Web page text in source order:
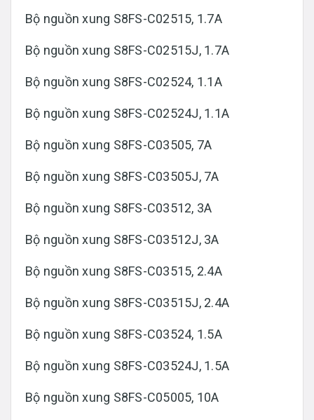
Bộ nguồn xung S8FS-C02515, 1.7A
Bộ nguồn xung S8FS-C02515J, 1.7A
Bộ nguồn xung S8FS-C02524, 1.1A
Bộ nguồn xung S8FS-C02524J, 1.1A
Bộ nguồn xung S8FS-C03505, 7A
Bộ nguồn xung S8FS-C03505J, 7A
Bộ nguồn xung S8FS-C03512, 3A
Bộ nguồn xung S8FS-C03512J, 3A
Bộ nguồn xung S8FS-C03515, 2.4A
Bộ nguồn xung S8FS-C03515J, 2.4A
Bộ nguồn xung S8FS-C03524, 1.5A
Bộ nguồn xung S8FS-C03524J, 1.5A
Bộ nguồn xung S8FS-C05005, 10A